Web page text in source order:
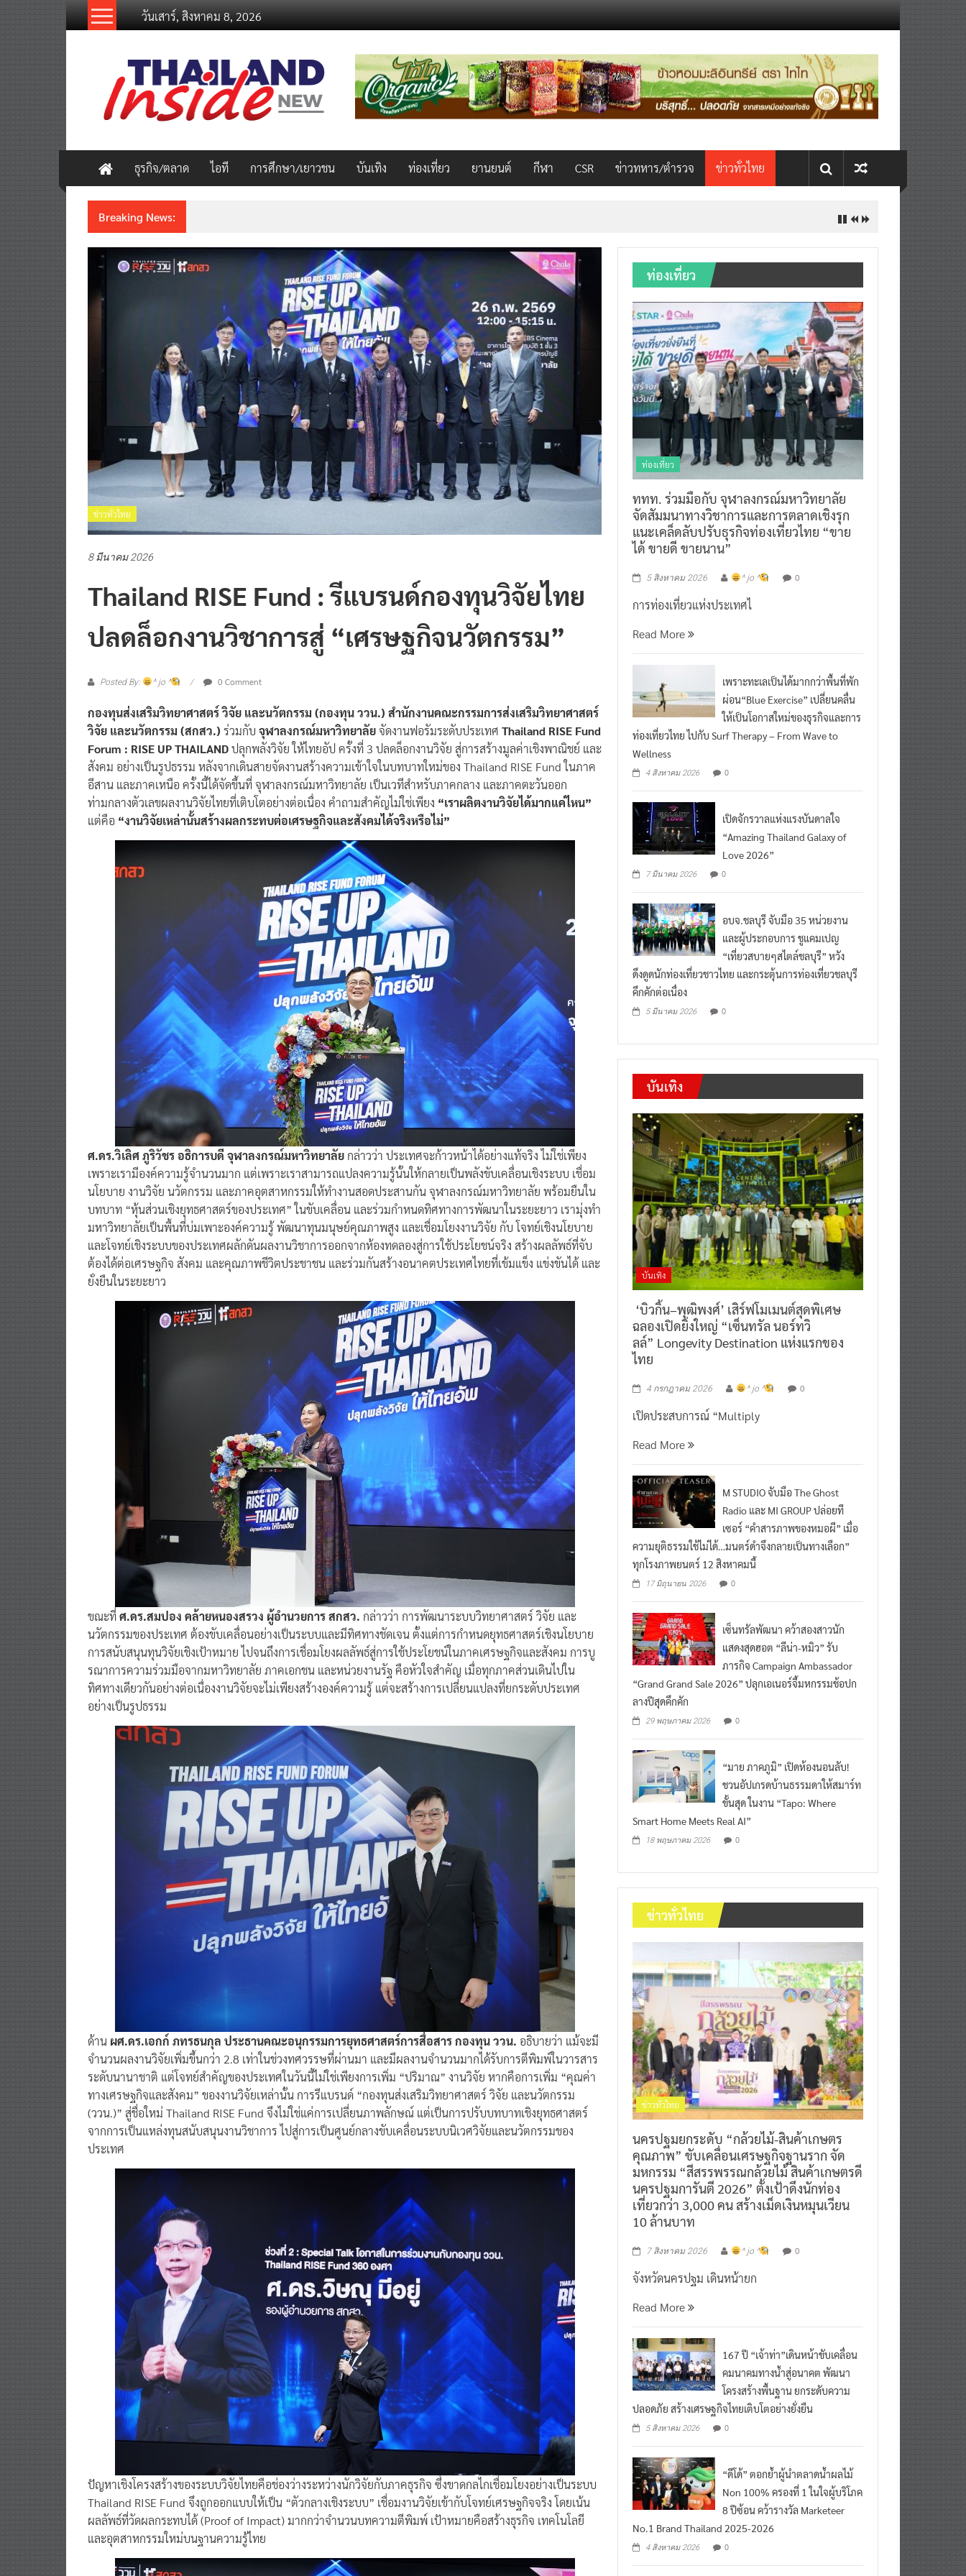
วันเสาร์, สิงหาคม 8, 2026
thailandinsidenew.com
Thailand
Inside
New
ธุรกิจ/ตลาด ไอที การศึกษา/เยาวชน บันเทิง ท่องเที่ยว ยานยนต์ กีฬา CSR ข่าวทหาร/ตำรวจ ข่าวทั่วไทย
Breaking News:
ข่าวทั่วไทย
8 มีนาคม 2026
Thailand RISE Fund : รีแบรนด์กองทุนวิจัยไทย
ปลดล็อกงานวิชาการสู่ “เศรษฐกิจนวัตกรรม”
Posted By: ^ jo ^ 0 Comment
กองทุนส่งเสริมวิทยาศาสตร์ วิจัย และนวัตกรรม (กองทุน ววน.) สำนักงานคณะกรรมการส่งเสริมวิทยาศาสตร์
วิจัย และนวัตกรรม (สกสว.) ร่วมกับ จุฬาลงกรณ์มหาวิทยาลัยจัดงานฟอรัมระดับประเทศ Thailand RISE Fund
Forum : RISE UP THAILANDปลุกพลังวิจัย ให้ไทยอัป ครั้งที่ 3 ปลดล็อกงานวิจัย สู่การสร้างมูลค่าเชิงพาณิชย์ และ
สังคม อย่างเป็นรูปธรรม หลังจากเดินสายจัดงานสร้างความเข้าใจในบทบาทใหม่ของ Thailand RISE Fund ในภาค
อีสาน และภาคเหนือ ครั้งนี้ได้จัดขึ้นที่ จุฬาลงกรณ์มหาวิทยาลัย เป็นเวทีสำหรับภาคกลาง และภาคตะวันออก
ท่ามกลางตัวเลขผลงานวิจัยไทยที่เติบโตอย่างต่อเนื่อง คำถามสำคัญไม่ใช่เพียง “เราผลิตงานวิจัยได้มากแค่ไหน”
แต่คือ “งานวิจัยเหล่านั้นสร้างผลกระทบต่อเศรษฐกิจและสังคมได้จริงหรือไม่”
ศ.ดร.วิเลิศ ภูริวัชร อธิการบดี จุฬาลงกรณ์มหาวิทยาลัย กล่าวว่า ประเทศจะก้าวหน้าได้อย่างแท้จริง ไม่ใช่เพียง
เพราะเรามีองค์ความรู้จำนวนมาก แต่เพราะเราสามารถแปลงความรู้นั้นให้กลายเป็นพลังขับเคลื่อนเชิงระบบ เชื่อม
นโยบาย งานวิจัย นวัตกรรม และภาคอุตสาหกรรมให้ทำงานสอดประสานกัน จุฬาลงกรณ์มหาวิทยาลัย พร้อมยืนใน
บทบาท “หุ้นส่วนเชิงยุทธศาสตร์ของประเทศ” ในขับเคลื่อน และร่วมกำหนดทิศทางการพัฒนาในระยะยาว เรามุ่งทำ
มหาวิทยาลัยเป็นพื้นที่บ่มเพาะองค์ความรู้ พัฒนาทุนมนุษย์คุณภาพสูง และเชื่อมโยงงานวิจัย กับ โจทย์เชิงนโยบาย
และโจทย์เชิงระบบของประเทศผลักดันผลงานวิชาการออกจากห้องทดลองสู่การใช้ประโยชน์จริง สร้างผลลัพธ์ที่จับ
ต้องได้ต่อเศรษฐกิจ สังคม และคุณภาพชีวิตประชาชน และร่วมกันสร้างอนาคตประเทศไทยที่เข้มแข็ง แข่งขันได้ และ
ยั่งยืนในระยะยาว
ขณะที่ศ.ดร.สมปอง คล้ายหนองสรวง ผู้อำนวยการ สกสว. กล่าวว่า การพัฒนาระบบวิทยาศาสตร์ วิจัย และ
นวัตกรรมของประเทศ ต้องขับเคลื่อนอย่างเป็นระบบและมีทิศทางชัดเจน ตั้งแต่การกำหนดยุทธศาสตร์เชิงนโยบาย
การสนับสนุนทุนวิจัยเชิงเป้าหมาย ไปจนถึงการเชื่อมโยงผลลัพธ์สู่การใช้ประโยชน์ในภาคเศรษฐกิจและสังคม การบู
รณาการความร่วมมือจากมหาวิทยาลัย ภาคเอกชน และหน่วยงานรัฐ คือหัวใจสำคัญ เมื่อทุกภาคส่วนเดินไปใน
ทิศทางเดียวกันอย่างต่อเนื่องงานวิจัยจะไม่เพียงสร้างองค์ความรู้ แต่จะสร้างการเปลี่ยนแปลงที่ยกระดับประเทศ
อย่างเป็นรูปธรรม
ด้าน ผศ.ดร.เอกก์ ภทรธนกุล ประธานคณะอนุกรรมการยุทธศาสตร์การสื่อสาร กองทุน ววน. อธิบายว่า แม้จะมี
จำนวนผลงานวิจัยเพิ่มขึ้นกว่า 2.8 เท่าในช่วงทศวรรษที่ผ่านมา และมีผลงานจำนวนมากได้รับการตีพิมพ์ในวารสาร
ระดับนานาชาติ แต่โจทย์สำคัญของประเทศในวันนี้ไม่ใช่เพียงการเพิ่ม “ปริมาณ” งานวิจัย หากคือการเพิ่ม “คุณค่า
ทางเศรษฐกิจและสังคม” ของงานวิจัยเหล่านั้น การรีแบรนด์ “กองทุนส่งเสริมวิทยาศาสตร์ วิจัย และนวัตกรรม
(ววน.)” สู่ชื่อใหม่ Thailand RISE Fund จึงไม่ใช่แค่การเปลี่ยนภาพลักษณ์ แต่เป็นการปรับบทบาทเชิงยุทธศาสตร์
จากการเป็นแหล่งทุนสนับสนุนงานวิชาการ ไปสู่การเป็นศูนย์กลางขับเคลื่อนระบบนิเวศวิจัยและนวัตกรรมของ
ประเทศ
ปัญหาเชิงโครงสร้างของระบบวิจัยไทยคือช่องว่างระหว่างนักวิจัยกับภาคธุรกิจ ซึ่งขาดกลไกเชื่อมโยงอย่างเป็นระบบ
Thailand RISE Fund จึงถูกออกแบบให้เป็น “ตัวกลางเชิงระบบ” เชื่อมงานวิจัยเข้ากับโจทย์เศรษฐกิจจริง โดยเน้น
ผลลัพธ์ที่วัดผลกระทบได้ (Proof of Impact) มากกว่าจำนวนบทความตีพิมพ์ เป้าหมายคือสร้างธุรกิจ เทคโนโลยี
และอุตสาหกรรมใหม่บนฐานความรู้ไทย
ท่องเที่ยว
ท่องเที่ยว
ททท. ร่วมมือกับ จุฬาลงกรณ์มหาวิทยาลัย
จัดสัมมนาทางวิชาการและการตลาดเชิงรุก
แนะเคล็ดลับปรับธุรกิจท่องเที่ยวไทย “ขาย
ได้ ขายดี ขายนาน”
5 สิงหาคม 2026 ^ jo ^ 0
การท่องเที่ยวแห่งประเทศไ
Read More
เพราะทะเลเป็นได้มากกว่าพื้นที่พัก
ผ่อน“Blue Exercise” เปลี่ยนคลื่น
ให้เป็นโอกาสใหม่ของธุรกิจและการ
ท่องเที่ยวไทย ไปกับ Surf Therapy – From Wave to
Wellness
4 สิงหาคม 2026 0
เปิดจักรวาลแห่งแรงบันดาลใจ
“Amazing Thailand Galaxy of
Love 2026”
7 มีนาคม 2026 0
อบจ.ชลบุรี จับมือ 35 หน่วยงาน
และผู้ประกอบการ ชูแคมเปญ
“เที่ยวสบายๆสไตล์ชลบุรี” หวัง
ดึงดูดนักท่องเที่ยวชาวไทย และกระตุ้นการท่องเที่ยวชลบุรี
คึกคักต่อเนื่อง
5 มีนาคม 2026 0
บันเทิง
บันเทิง
‘บิวกิ้น–พุฒิพงศ์’ เสิร์ฟโมเมนต์สุดพิเศษ
ฉลองเปิดยิ่งใหญ่ “เซ็นทรัล นอร์ทวิ
ลล์” Longevity Destination แห่งแรกของ
ไทย
4 กรกฎาคม 2026 ^ jo ^ 0
เปิดประสบการณ์ “Multiply
Read More
M STUDIO จับมือ The Ghost
Radio และ MI GROUP ปล่อยที
เซอร์ “คำสารภาพของหมอผี” เมื่อ
ความยุติธรรมใช้ไม่ได้…มนตร์ดำจึงกลายเป็นทางเลือก”
ทุกโรงภาพยนตร์ 12 สิงหาคมนี้
17 มิถุนายน 2026 0
เซ็นทรัลพัฒนา คว้าสองสาวนัก
แสดงสุดฮอต “ลีน่า-หมิว” รับ
ภารกิจ Campaign Ambassador
“Grand Grand Sale 2026” ปลุกเอเนอร์จี้มหกรรมช้อปก
ลางปีสุดคึกคัก
29 พฤษภาคม 2026 0
“มาย ภาคภูมิ” เปิดห้องนอนลับ!
ชวนอัปเกรดบ้านธรรมดาให้สมาร์ท
ขั้นสุด ในงาน “Tapo: Where
Smart Home Meets Real AI”
18 พฤษภาคม 2026 0
ข่าวทั่วไทย
ข่าวทั่วไทย
นครปฐมยกระดับ “กล้วยไม้-สินค้าเกษตร
คุณภาพ” ขับเคลื่อนเศรษฐกิจฐานราก จัด
มหกรรม “สีสรรพรรณกล้วยไม้ สินค้าเกษตรดี
นครปฐมการันตี 2026” ตั้งเป้าดึงนักท่อง
เที่ยวกว่า 3,000 คน สร้างเม็ดเงินหมุนเวียน
10 ล้านบาท
7 สิงหาคม 2026 ^ jo ^ 0
จังหวัดนครปฐม เดินหน้ายก
Read More
167 ปี “เจ้าท่า”เดินหน้าขับเคลื่อน
คมนาคมทางน้ำสู่อนาคต พัฒนา
โครงสร้างพื้นฐาน ยกระดับความ
ปลอดภัย สร้างเศรษฐกิจไทยเติบโตอย่างยั่งยืน
5 สิงหาคม 2026 0
“ดีโด้” ตอกย้ำผู้นำตลาดน้ำผลไม้
Non 100% ครองที่ 1 ในใจผู้บริโภค
8 ปีซ้อน คว้ารางวัล Marketeer
No.1 Brand Thailand 2025-2026
4 สิงหาคม 2026 0